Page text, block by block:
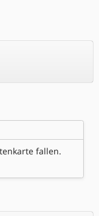
fallen.